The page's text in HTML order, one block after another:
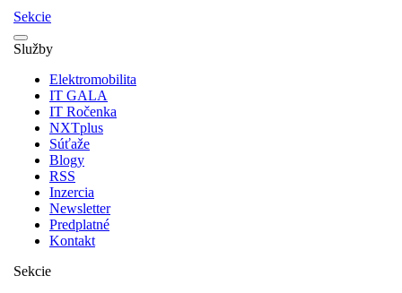
Sekcie
Služby
Elektromobilita
IT GALA
IT Ročenka
NXTplus
Súťaže
Blogy
RSS
Inzercia
Newsletter
Predplatné
Kontakt
Sekcie